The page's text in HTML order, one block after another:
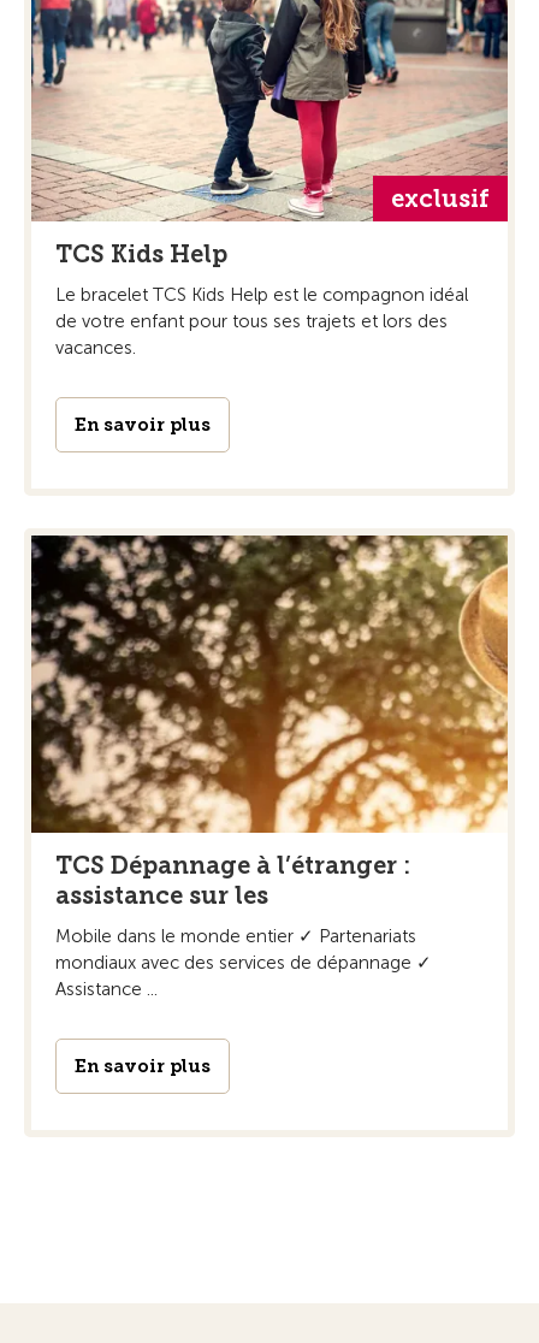
exclusif
TCS Kids Help
Le bracelet TCS Kids Help est le compagnon idéal
de votre enfant pour tous ses trajets et lors des
vacances.
En savoir plus
TCS Dépannage à l’étranger :
assistance sur les
Mobile dans le monde entier ✓ Partenariats
mondiaux avec des services de dépannage ✓
Assistance ...
En savoir plus